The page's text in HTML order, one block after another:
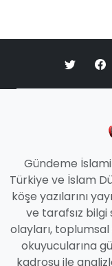
Gündeme
Türkiye ve İslam
köşe yazılarını
ve tarafsız
olayları,
okuyucularına
kadrosu ile